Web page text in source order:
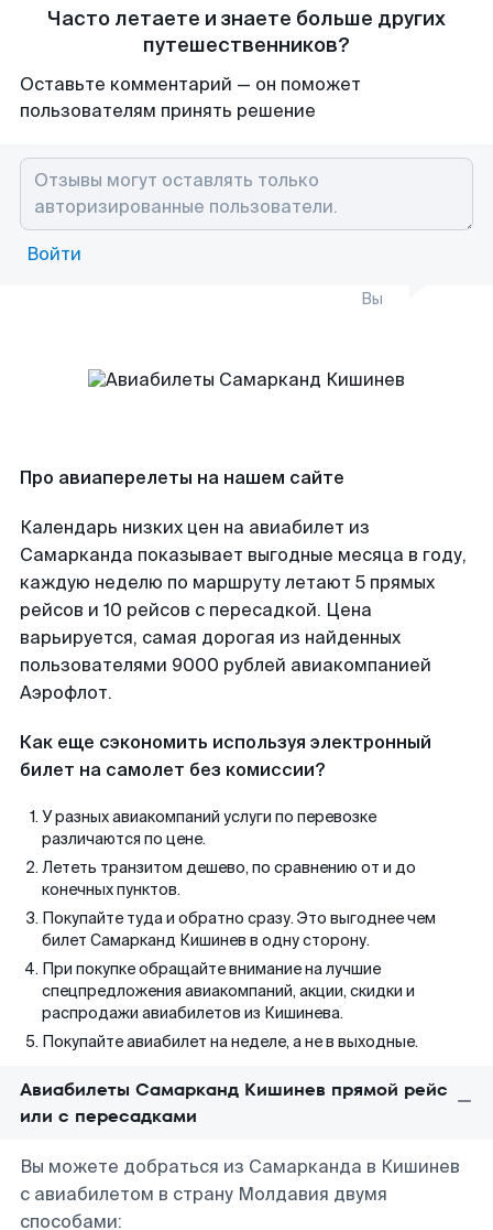
Часто летаете и знаете больше других
путешественников?
Оставьте комментарий — он поможет
пользователям принять решение
Войти
Вы
Про авиаперелеты на нашем сайте
Календарь низких цен на авиабилет из
Самарканда показывает выгодные месяца в году,
каждую неделю по маршруту летают 5 прямых
рейсов и 10 рейсов с пересадкой. Цена
варьируется, самая дорогая из найденных
пользователями 9000 рублей авиакомпанией
Аэрофлот.
Как еще сэкономить используя электронный
билет на самолет без комиссии?
У разных авиакомпаний услуги по перевозке
различаются по цене.
Лететь транзитом дешево, по сравнению от и до
конечных пунктов.
Покупайте туда и обратно сразу. Это выгоднее чем
билет Самарканд Кишинев в одну сторону.
При покупке обращайте внимание на лучшие
спецпредложения авиакомпаний, акции, скидки и
распродажи авиабилетов из Кишинева.
Покупайте авиабилет на неделе, а не в выходные.
Авиабилеты Самарканд Кишинев прямой рейс
или с пересадками
Вы можете добраться из Самарканда в Кишинев
с авиабилетом в страну Молдавия двумя
способами: